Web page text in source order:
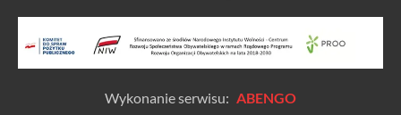
Wykonanie serwisu: ABENGO